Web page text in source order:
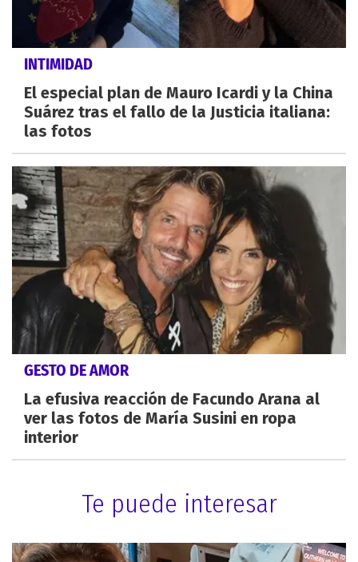
INTIMIDAD
El especial plan de Mauro Icardi y la China
Suárez tras el fallo de la Justicia italiana:
las fotos
GESTO DE AMOR
La efusiva reacción de Facundo Arana al
ver las fotos de María Susini en ropa
interior
Te puede interesar